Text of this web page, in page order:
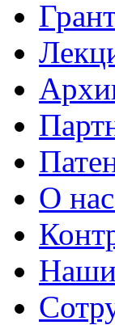
О
Наши